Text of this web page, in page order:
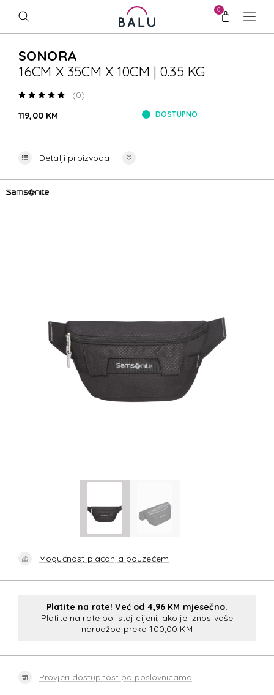
0
SONORA
16CM X 35CM X 10CM | 0.35 KG
(0)
119,00 KM
DOSTUPNO
Detalji proizvoda
Mogućnost plaćanja pouzećem
Platite na rate! Već od 4,96 KM mjesečno.
Platite na rate po istoj cijeni, ako je iznos vaše
narudžbe preko 100,00 KM
Provjeri dostupnost po poslovnicama